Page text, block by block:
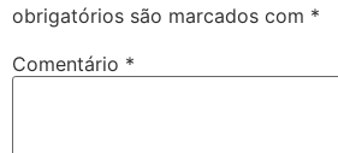
obrigatórios são marcados com *
Comentário *